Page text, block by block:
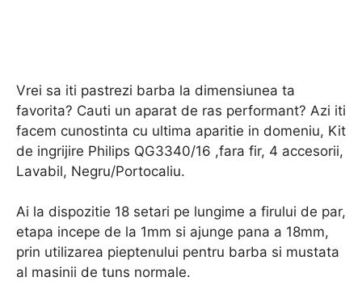
Vrei sa iti pastrezi barba la dimensiunea ta
favorita? Cauti un aparat de ras performant? Azi iti
facem cunostinta cu ultima aparitie in domeniu, Kit
de ingrijire Philips QG3340/16 ,fara fir, 4 accesorii,
Lavabil, Negru/Portocaliu.
Ai la dispozitie 18 setari pe lungime a firului de par,
etapa incepe de la 1mm si ajunge pana a 18mm,
prin utilizarea pieptenului pentru barba si mustata
al masinii de tuns normale.